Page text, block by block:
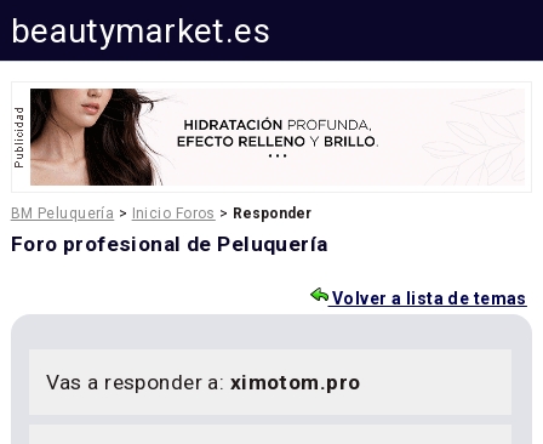
beautymarket.es
BM Peluquería > Inicio Foros > Responder
Foro profesional de Peluquería
Volver a lista de temas
Vas a responder a: ximotom.pro